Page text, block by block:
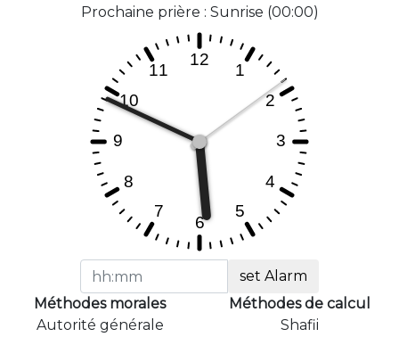
Prochaine prière : Sunrise (00:00)
set Alarm
Méthodes morales
Autorité générale
Méthodes de calcul
Shafii